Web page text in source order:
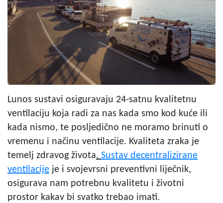
Lunos sustavi osiguravaju 24-satnu kvalitetnu
ventilaciju koja radi za nas kada smo kod kuće ili
kada nismo, te posljedično ne moramo brinuti o
vremenu i načinu ventilacije. Kvaliteta zraka je
temelj zdravog života. Sustav decentralizirane
ventilacije je i svojevrsni preventivni liječnik,
osigurava nam potrebnu kvalitetu i životni
prostor kakav bi svatko trebao imati.